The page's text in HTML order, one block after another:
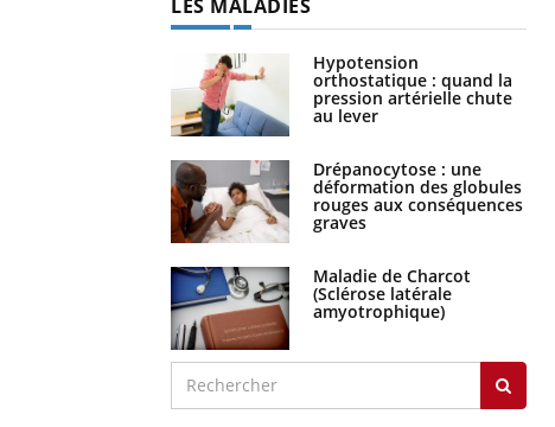
LES MALADIES
Hypotension
orthostatique : quand la
pression artérielle chute
au lever
Drépanocytose : une
déformation des globules
rouges aux conséquences
graves
Maladie de Charcot
(Sclérose latérale
amyotrophique)